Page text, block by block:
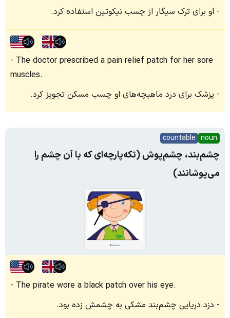
او برای ترک سیگار از چسب نیکوتین استفاده کرد.
The doctor prescribed a pain relief patch for her sore
muscles.
پزشک برای درد ماهیچه‌های او چسب مسکن تجویز کرد.
noun
countable
چشم‌بند، چشم‌پوش (تکه‌پارچه‌ای که با آن چشم را
می‌پوشانند)
The pirate wore a black patch over his eye.
دزد دریایی چشم‌بند مشکی به چشمش زده بود.